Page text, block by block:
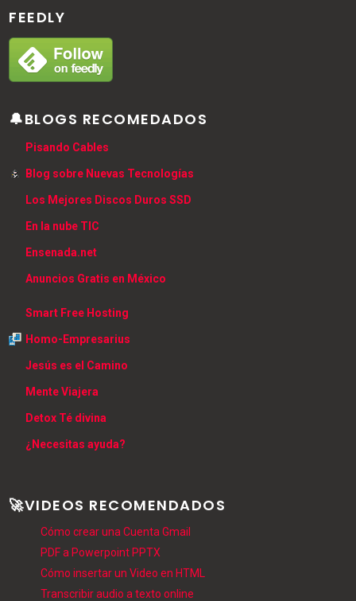
FEEDLY
🔔BLOGS RECOMEDADOS
Pisando Cables
Blog sobre Nuevas Tecnologías
Los Mejores Discos Duros SSD
En la nube TIC
Ensenada.net
Anuncios Gratis en México
Smart Free Hosting
Homo-Empresarius
Jesús es el Camino
Mente Viajera
Detox Té divina
¿Necesitas ayuda?
🚀VIDEOS RECOMENDADOS
Cómo crear una Cuenta Gmail
PDF a Powerpoint PPTX
Cómo insertar un Video en HTML
Transcribir audio a texto online